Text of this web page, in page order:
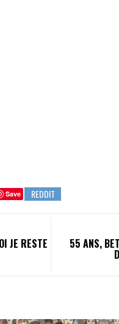
Save
JE RESTE 55 ANS,